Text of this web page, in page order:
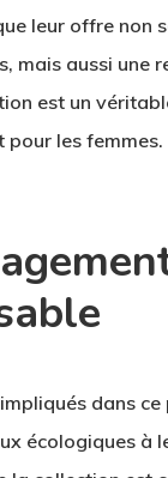
leur offre non
mais aussi une
est un
pour les femmes.
dans
écologiques à